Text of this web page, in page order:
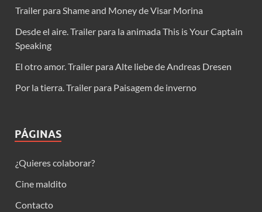
Trailer para Shame and Money de Visar Morina
Desde el aire. Trailer para la animada This is Your Captain
Speaking
El otro amor. Trailer para Alte liebe de Andreas Dresen
Por la tierra. Trailer para Paisagem de inverno
PÁGINAS
¿Quieres colaborar?
Cine maldito
Contacto